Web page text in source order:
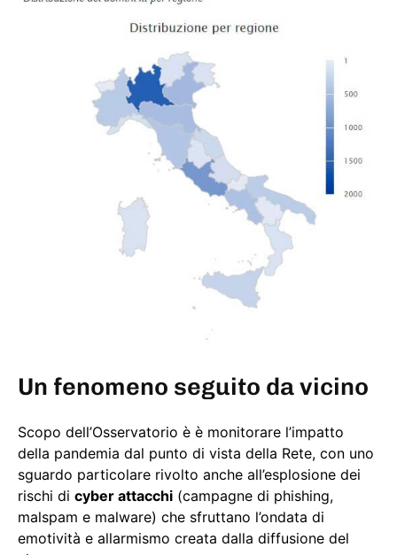
Un fenomeno seguito da vicino
Scopo dell’Osservatorio è è monitorare l’impatto
della pandemia dal punto di vista della Rete, con uno
sguardo particolare rivolto anche all’esplosione dei
rischi di cyber attacchi (campagne di phishing,
malspam e malware) che sfruttano l’ondata di
emotività e allarmismo creata dalla diffusione del